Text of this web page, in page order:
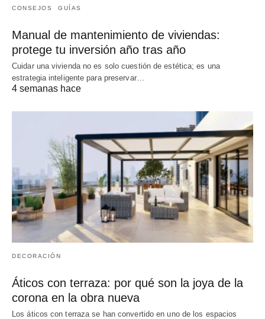
CONSEJOS GUÍAS
Manual de mantenimiento de viviendas:
protege tu inversión año tras año
Cuidar una vivienda no es solo cuestión de estética; es una
estrategia inteligente para preservar…
4 semanas hace
DECORACIÓN
Áticos con terraza: por qué son la joya de la
corona en la obra nueva
Los áticos con terraza se han convertido en uno de los espacios